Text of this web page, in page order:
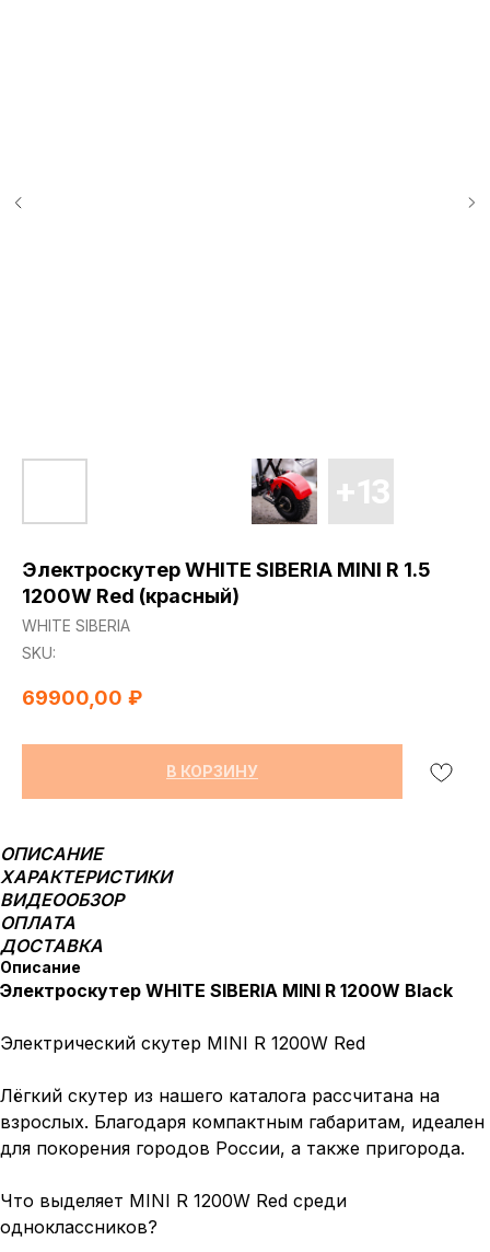
Электроскутер WHITE SIBERIA MINI R 1.5
1200W Red (красный)
WHITE SIBERIA
SKU:
69900,00 ₽
В КОРЗИНУ
ОПИСАНИЕ
ХАРАКТЕРИСТИКИ
ВИДЕООБЗОР
ОПЛАТА
ДОСТАВКА
Описание
Электроскутер WHITE SIBERIA MINI R 1200W Black
Электрический скутер MINI R 1200W Red
Лёгкий скутер из нашего каталога рассчитана на
взрослых. Благодаря компактным габаритам, идеален
для покорения городов России, а также пригорода.
Что выделяет MINI R 1200W Red среди
одноклассников?